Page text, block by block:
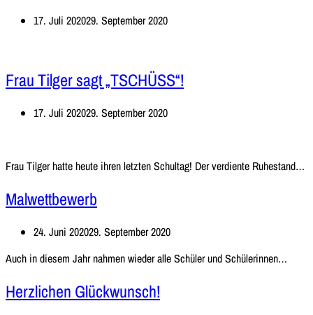
17. Juli 202029. September 2020
Frau Tilger sagt „TSCHÜSS“!
17. Juli 202029. September 2020
Frau Tilger hatte heute ihren letzten Schultag! Der verdiente Ruhestand…
Malwettbewerb
24. Juni 202029. September 2020
Auch in diesem Jahr nahmen wieder alle Schüler und Schülerinnen…
Herzlichen Glückwunsch!